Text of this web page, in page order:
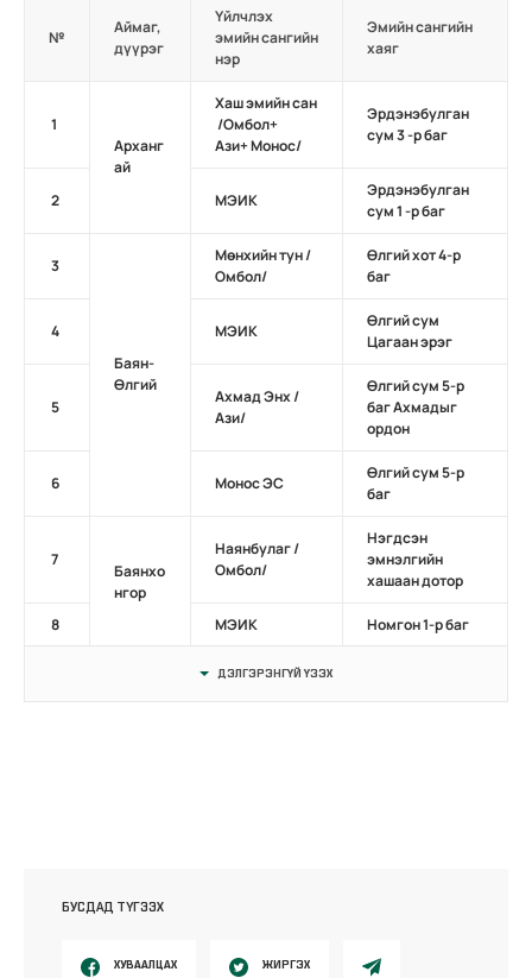
№
Аймаг,
дүүрэг
Үйлчлэх
эмийн сангийн
нэр
Эмийн сангийн
хаяг
1
Арханг
ай
Хаш эмийн сан
/Омбол+
Ази+Монос/
Эрдэнэбулган
сум 3 -р баг
2 МЭИК
Эрдэнэбулган
сум 1 -р баг
3
Баян-
Өлгий
Мөнхийн тун /
Омбол/
Өлгий хот 4-р
баг
4 МЭИК
Өлгий сум
Цагаан эрэг
5
Ахмад Энх /
Ази/
Өлгий сум 5-р
баг Ахмадыг
ордон
6 Монос ЭС
Өлгий сум 5-р
баг
7
Баянхо
нгор
Наянбулаг /
Омбол/
Нэгдсэн
эмнэлгийн
хашаан дотор
8 МЭИК Номгон 1-р баг
ДЭЛГЭРЭНГҮЙ ҮЗЭХ
БУСДАД ТҮГЭЭХ
ХУВААЛЦАХ ЖИРГЭХ